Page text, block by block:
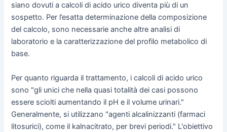
siano dovuti a calcoli di acido urico diventa più di un
sospetto. Per l’esatta determinazione della composizione
del calcolo, sono necessarie anche altre analisi di
laboratorio e la caratterizzazione del profilo metabolico di
base.
Per quanto riguarda il trattamento, i calcoli di acido urico
sono "gli unici che nella quasi totalità dei casi possono
essere sciolti aumentando il pH e il volume urinari."
Generalmente, si utilizzano "agenti alcalinizzanti (farmaci
litosurici), come il kalnacitrato, per brevi periodi." L'obiettivo